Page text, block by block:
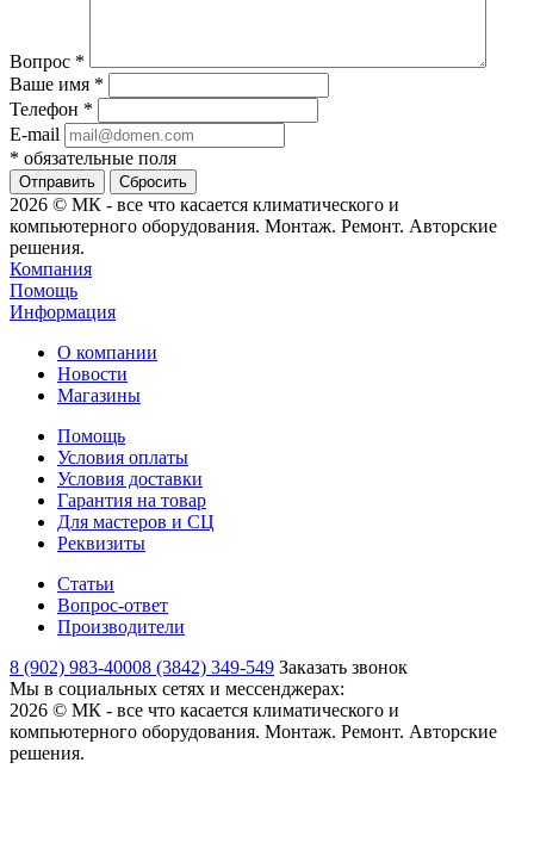
Вопрос *
Ваше имя *
Телефон *
E-mail
* обязательные поля
Сбросить
2026 © МК - все что касается климатического и
компьютерного оборудования. Монтаж. Ремонт. Авторские
решения.
Компания
Помощь
Информация
О компании
Новости
Магазины
Помощь
Условия оплаты
Условия доставки
Гарантия на товар
Для мастеров и СЦ
Реквизиты
Статьи
Вопрос-ответ
Производители
8 (902) 983-40008 (3842) 349-549 Заказать звонок
Мы в социальных сетях и мессенджерах:
2026 © МК - все что касается климатического и
компьютерного оборудования. Монтаж. Ремонт. Авторские
решения.